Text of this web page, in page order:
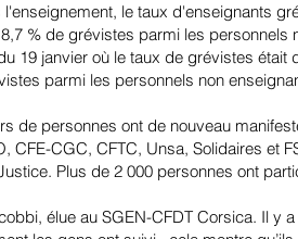
le taux d'enseignants
% de grévistes parmi les personnels
19 janvier où le taux de grévistes était
parmi les personnels non
de personnes ont de nouveau
CFE-CGC, CFTC, Unsa, Solidaires et
Plus de 2 000 personnes ont
élue au SGEN-CFDT Corsica. Il y